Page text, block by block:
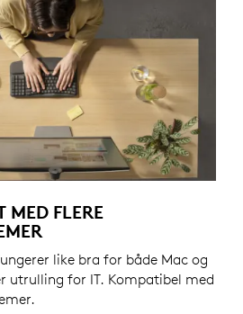
MED FLERE
like bra for både Mac og
utrulling for IT. Kompatibel med